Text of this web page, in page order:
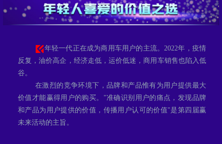
年轻一代正在成为商用车用户的主流。2022年，疫情
反复，油价高企，经济走低，运价低迷，商用车销售也陷入低
谷。
在激烈的竞争环境下，品牌和产品惟有为用户提供最大
价值才能赢得用户的购买。"准确识别用户的痛点，发现品牌
和产品为用户提供的价值，传播用户认可的价值"是第四届赢
未来活动的主旨。